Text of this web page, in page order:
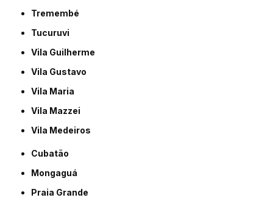
Tremembé
Tucuruvi
Vila Guilherme
Vila Gustavo
Vila Maria
Vila Mazzei
Vila Medeiros
Cubatão
Mongaguá
Praia Grande